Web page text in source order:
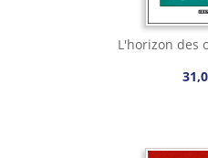
L'horizon des